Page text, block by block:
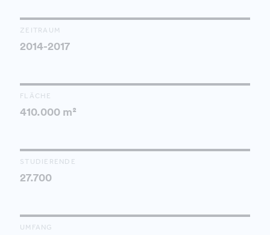
ZEITRAUM
2014-2017
FLÄCHE
410.000 m²
STUDIERENDE
27.700
UMFANG